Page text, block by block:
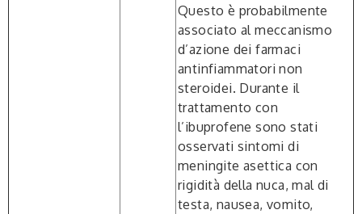
Questo è probabilmente
associato al meccanismo
d’azione dei farmaci
antinfiammatori non
steroidei. Durante il
trattamento con
l’ibuprofene sono stati
osservati sintomi di
meningite asettica con
rigidità della nuca, mal di
testa, nausea, vomito,